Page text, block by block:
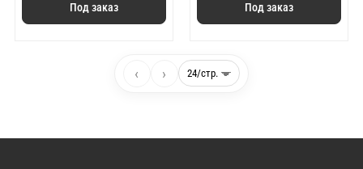
Под заказ Под заказ
‹ ›